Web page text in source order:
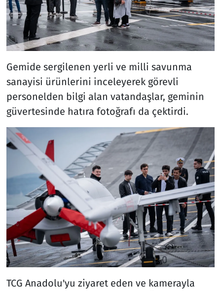
Gemide sergilenen yerli ve milli savunma
sanayisi ürünlerini inceleyerek görevli
personelden bilgi alan vatandaşlar, geminin
güvertesinde hatıra fotoğrafı da çektirdi.
TCG Anadolu'yu ziyaret eden ve kamerayla